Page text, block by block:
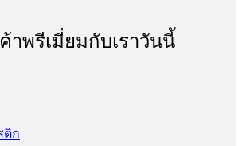
ติก
าพรีเมี่ยมกับเราวันนี้